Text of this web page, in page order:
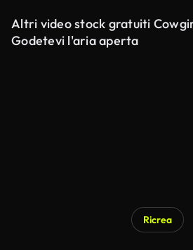
Altri video stock gratuiti
Godetevi l'aria aperta
Ricrea